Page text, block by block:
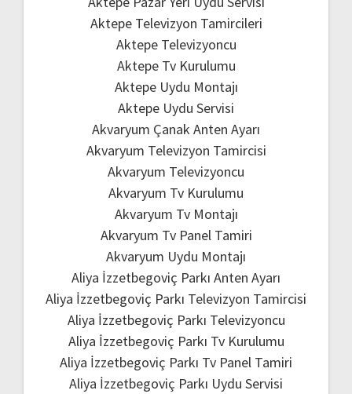
Aktepe Televizyon Tamircileri
Aktepe Televizyoncu
Aktepe Tv Kurulumu
Aktepe Uydu Montajı
Aktepe Uydu Servisi
Akvaryum Çanak Anten Ayarı
Akvaryum Televizyon Tamircisi
Akvaryum Televizyoncu
Akvaryum Tv Kurulumu
Akvaryum Tv Montajı
Akvaryum Tv Panel Tamiri
Akvaryum Uydu Montajı
Aliya İzzetbegoviç Parkı Anten Ayarı
Aliya İzzetbegoviç Parkı Televizyon Tamircisi
Aliya İzzetbegoviç Parkı Televizyoncu
Aliya İzzetbegoviç Parkı Tv Kurulumu
Aliya İzzetbegoviç Parkı Tv Panel Tamiri
Aliya İzzetbegoviç Parkı Uydu Servisi